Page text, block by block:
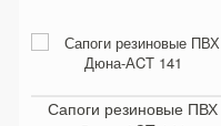
Сапоги резиновые ПВХ